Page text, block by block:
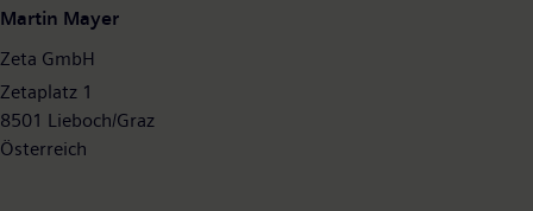
Martin Mayer
Zeta GmbH
Zetaplatz 1
8501 Lieboch/Graz
Österreich